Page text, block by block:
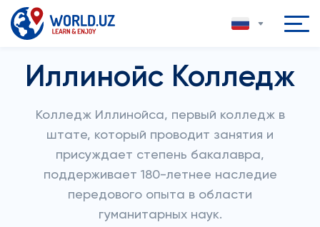
Иллинойс Колледж
Колледж Иллинойса, первый колледж в
штате, который проводит занятия и
присуждает степень бакалавра,
поддерживает 180-летнее наследие
передового опыта в области
гуманитарных наук.